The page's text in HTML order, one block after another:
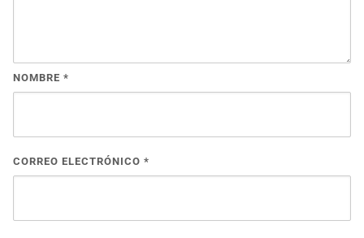
NOMBRE *
CORREO ELECTRÓNICO *